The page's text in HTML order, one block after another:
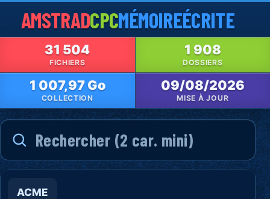
AMSTRADCPCMÉMOIREÉCRITE
31 504
FICHIERS
1 908
DOSSIERS
1 007,97 Go
COLLECTION
09/08/2026
MISE À JOUR
ACME